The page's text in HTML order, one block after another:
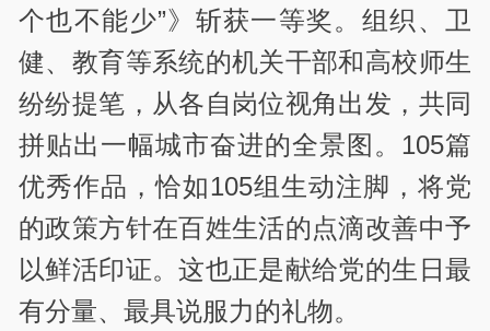
个也不能少”》斩获一等奖。组织、卫
健、教育等系统的机关干部和高校师生
纷纷提笔，从各自岗位视角出发，共同
拼贴出一幅城市奋进的全景图。105篇
优秀作品，恰如105组生动注脚，将党
的政策方针在百姓生活的点滴改善中予
以鲜活印证。这也正是献给党的生日最
有分量、最具说服力的礼物。